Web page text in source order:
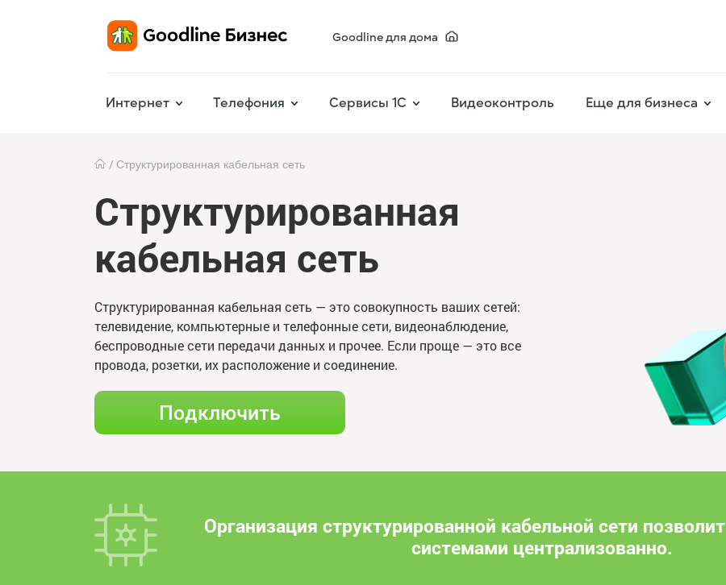
Goodline для дома
Интернет Телефония Сервисы 1С Видеоконтроль Еще для бизнеса
Структурированная кабельная сеть
Структурированная
кабельная сеть
Структурированная кабельная сеть — это совокупность ваших сетей:
телевидение, компьютерные и телефонные сети, видеонаблюдение,
беспроводные сети передачи данных и прочее. Если проще — это все
провода, розетки, их расположение и соединение.
Подключить
Организация структурированной кабельной сети
системами централизованно.